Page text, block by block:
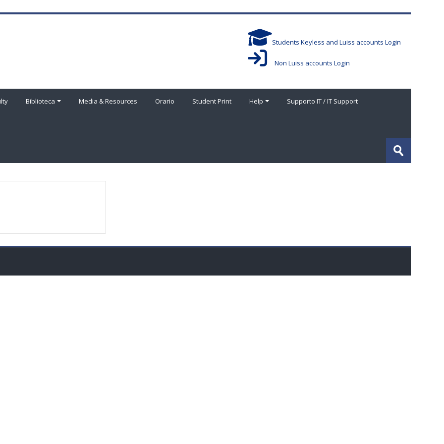
Students Keyless and Luiss accounts Login
Non Luiss accounts Login
Biblioteca Media & Resources Orario Student Print Help Supporto IT / IT Support
Invia